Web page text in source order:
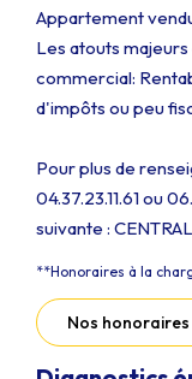
Appartement
Les atouts
commercial:
d'impôts ou peu
Pour plus de
04.37.23.11.61 ou
suivante :
**Honoraires à la
Nos honoraires